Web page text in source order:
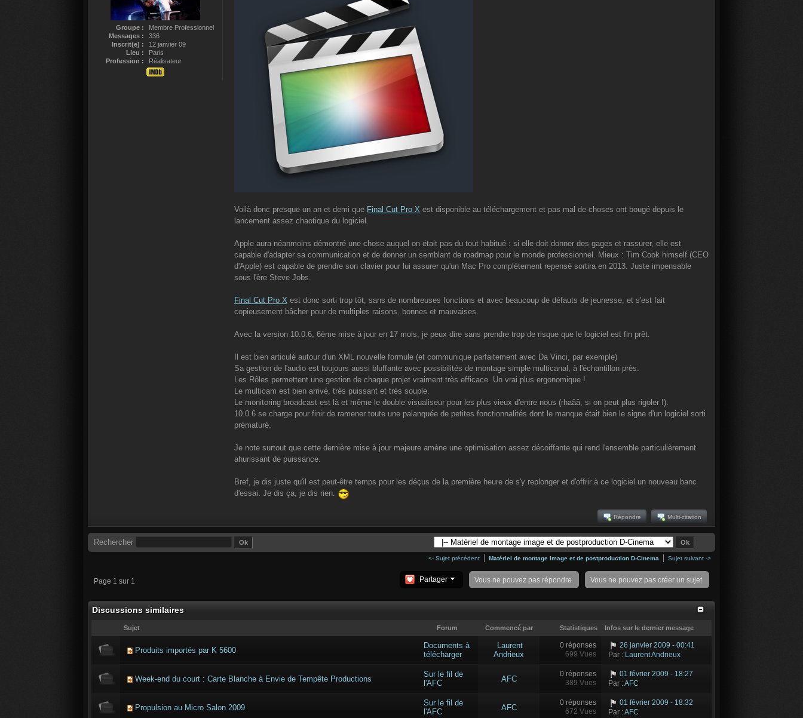
Groupe :
Membre Professionnel
Messages :
336
Inscrit(e) :
12 janvier 09
Lieu :
Paris
Profession :
Réalisateur
Voilà donc presque un an et demi que Final Cut Pro X est disponible au téléchargement et pas mal de choses ont bougé depuis le
lancement assez chaotique du logiciel.
Apple aura néanmoins démontré une chose auquel on était pas du tout habitué : si elle doit donner des gages et rassurer, elle est
capable d'adapter sa communication et de donner un semblant de roadmap pour le monde professionnel. Mieux : Tim Cook himself (CEO
d'Apple) est capable de prendre son clavier pour lui assurer qu'un Mac Pro complètement repensé sortira en 2013. Juste impensable
sous l'ère Steve Jobs.
Final Cut Pro X est donc sorti trop tôt, sans de nombreuses fonctions et avec beaucoup de défauts de jeunesse, et s'est fait
copieusement bâcher pour de multiples raisons, bonnes et mauvaises.
Avec la version 10.0.6, 6ème mise à jour en 17 mois, je peux dire sans prendre trop de risque que le logiciel est fin prêt.
Il est bien articulé autour d'un XML nouvelle formule (et communique parfaitement avec Da Vinci, par exemple)
Sa gestion de l'audio est toujours aussi bluffante avec possibilités de montage simple multicanal, à l'échantillon près.
Les Rôles permettent une gestion de chaque projet vraiment très efficace. Un vrai plus ergonomique !
Le multicam est bien arrivé, très puissant et très souple.
Le monitoring broadcast est là et même le double visualiseur pour les plus vieux d'entre nous (rhaââ, si on peut plus rigoler !).
10.0.6 se charge pour finir de ramener toute une palanquée de petites fonctionnalités dont le manque était bien le signe d'un logiciel sorti
prématuré.
Je note surtout que cette dernière mise à jour majeure amène une optimisation assez décoiffante qui rend l'ensemble particulièrement
ahurissant de puissance.
Bref, je dis juste qu'il est peut-être temps pour les déçus de la première heure de s'y replonger et d'offrir à ce logiciel un nouveau banc
d'essai. Je dis ça, je dis rien.
Multi-citation
Répondre
Rechercher
<- Sujet précédent Matériel de montage image et de postproduction D-Cinema Sujet suivant ->
Page 1 sur 1 Vous ne pouvez pas créer un sujet
Vous ne pouvez pas répondre
Partager
Discussions similaires
Sujet Forum Commencé par Statistiques Infos sur le dernier message
Produits importés par K 5600
Documents à
télécharger
Laurent
Andrieux
0 réponses
699 Vues
26 janvier 2009 - 00:41
Par : Laurent Andrieux
Week-end du court : Carte Blanche à Envie de Tempête Productions
Sur le fil de
l'AFC
AFC
0 réponses
389 Vues
01 février 2009 - 18:27
Par :AFC
Propulsion au Micro Salon 2009
Sur le fil de
l'AFC
AFC
0 réponses
672 Vues
01 février 2009 - 18:32
Par :AFC